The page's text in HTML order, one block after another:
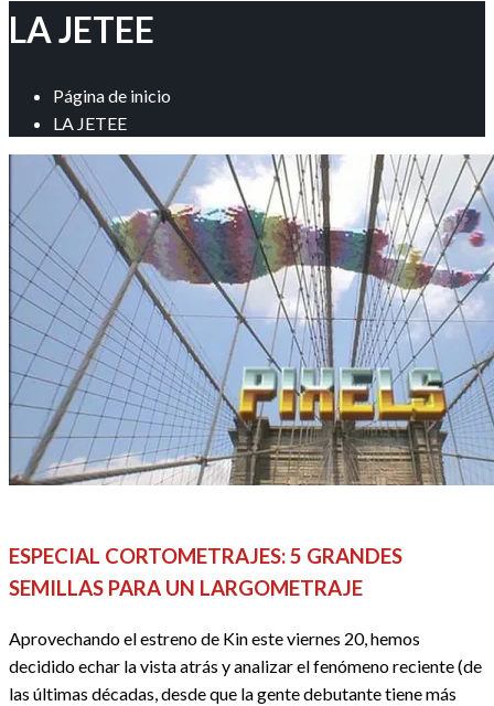
LA JETEE
Página de inicio
LA JETEE
ESPECIAL CORTOMETRAJES: 5 GRANDES
SEMILLAS PARA UN LARGOMETRAJE
Aprovechando el estreno de Kin este viernes 20, hemos
decidido echar la vista atrás y analizar el fenómeno reciente (de
las últimas décadas, desde que la gente debutante tiene más